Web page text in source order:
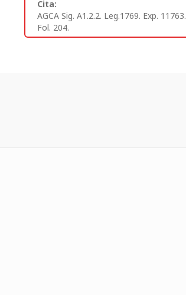
Cita:
AGCA Sig. A1.2.2. Leg.1769. Exp. 11763.
Fol. 204.